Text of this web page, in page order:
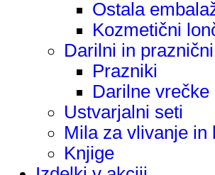
Ostala
Kozmetični
Darilni in
Prazniki
Darilne vrečke
Ustvarjalni seti
Mila za vlivanje in
Knjige